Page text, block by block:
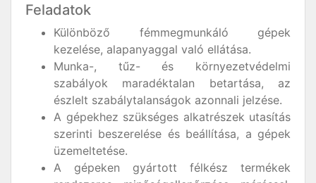
Feladatok
Különböző fémmegmunkáló gépek
kezelése, alapanyaggal való ellátása.
Munka-, tűz- és környezetvédelmi
szabályok maradéktalan betartása, az
észlelt szabálytalanságok azonnali jelzése.
A gépekhez szükséges alkatrészek utasítás
szerinti beszerelése és beállítása, a gépek
üzemeltetése.
A gépeken gyártott félkész termékek